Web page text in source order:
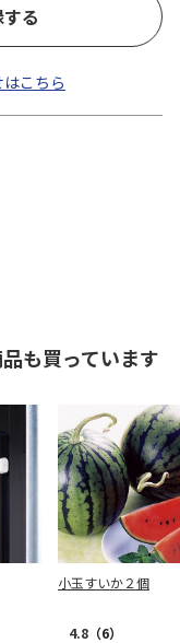
る
こちら
も買っています
小玉すいか２個
4.8 （6）